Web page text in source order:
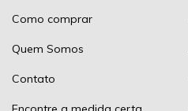
Como comprar
Quem Somos
Contato